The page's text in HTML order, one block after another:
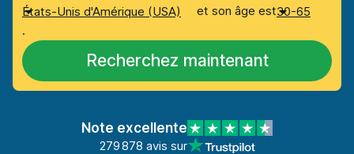
États-Unis d'Amérique (USA)
et son âge est30-65
.
Recherchez maintenant
Note excellente
279 878 avis sur